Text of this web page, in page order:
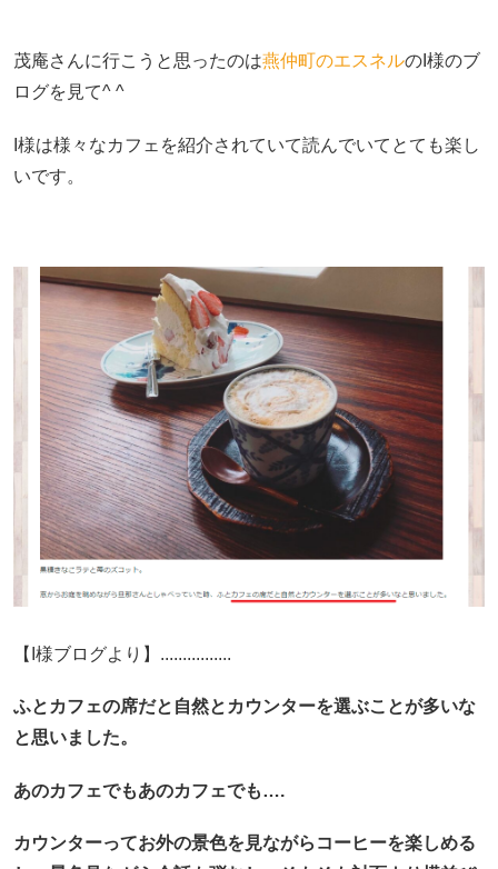
茂庵さんに行こうと思ったのは燕仲町のエスネルのI様のブ
ログを見て^ ^
I様は様々なカフェを紹介されていて読んでいてとても楽し
いです。
【I様ブログより】................
ふとカフェの席だと自然とカウンターを選ぶことが多いな
と思いました。
あのカフェでもあのカフェでも….
カウンターってお外の景色を見ながらコーヒーを楽しめる